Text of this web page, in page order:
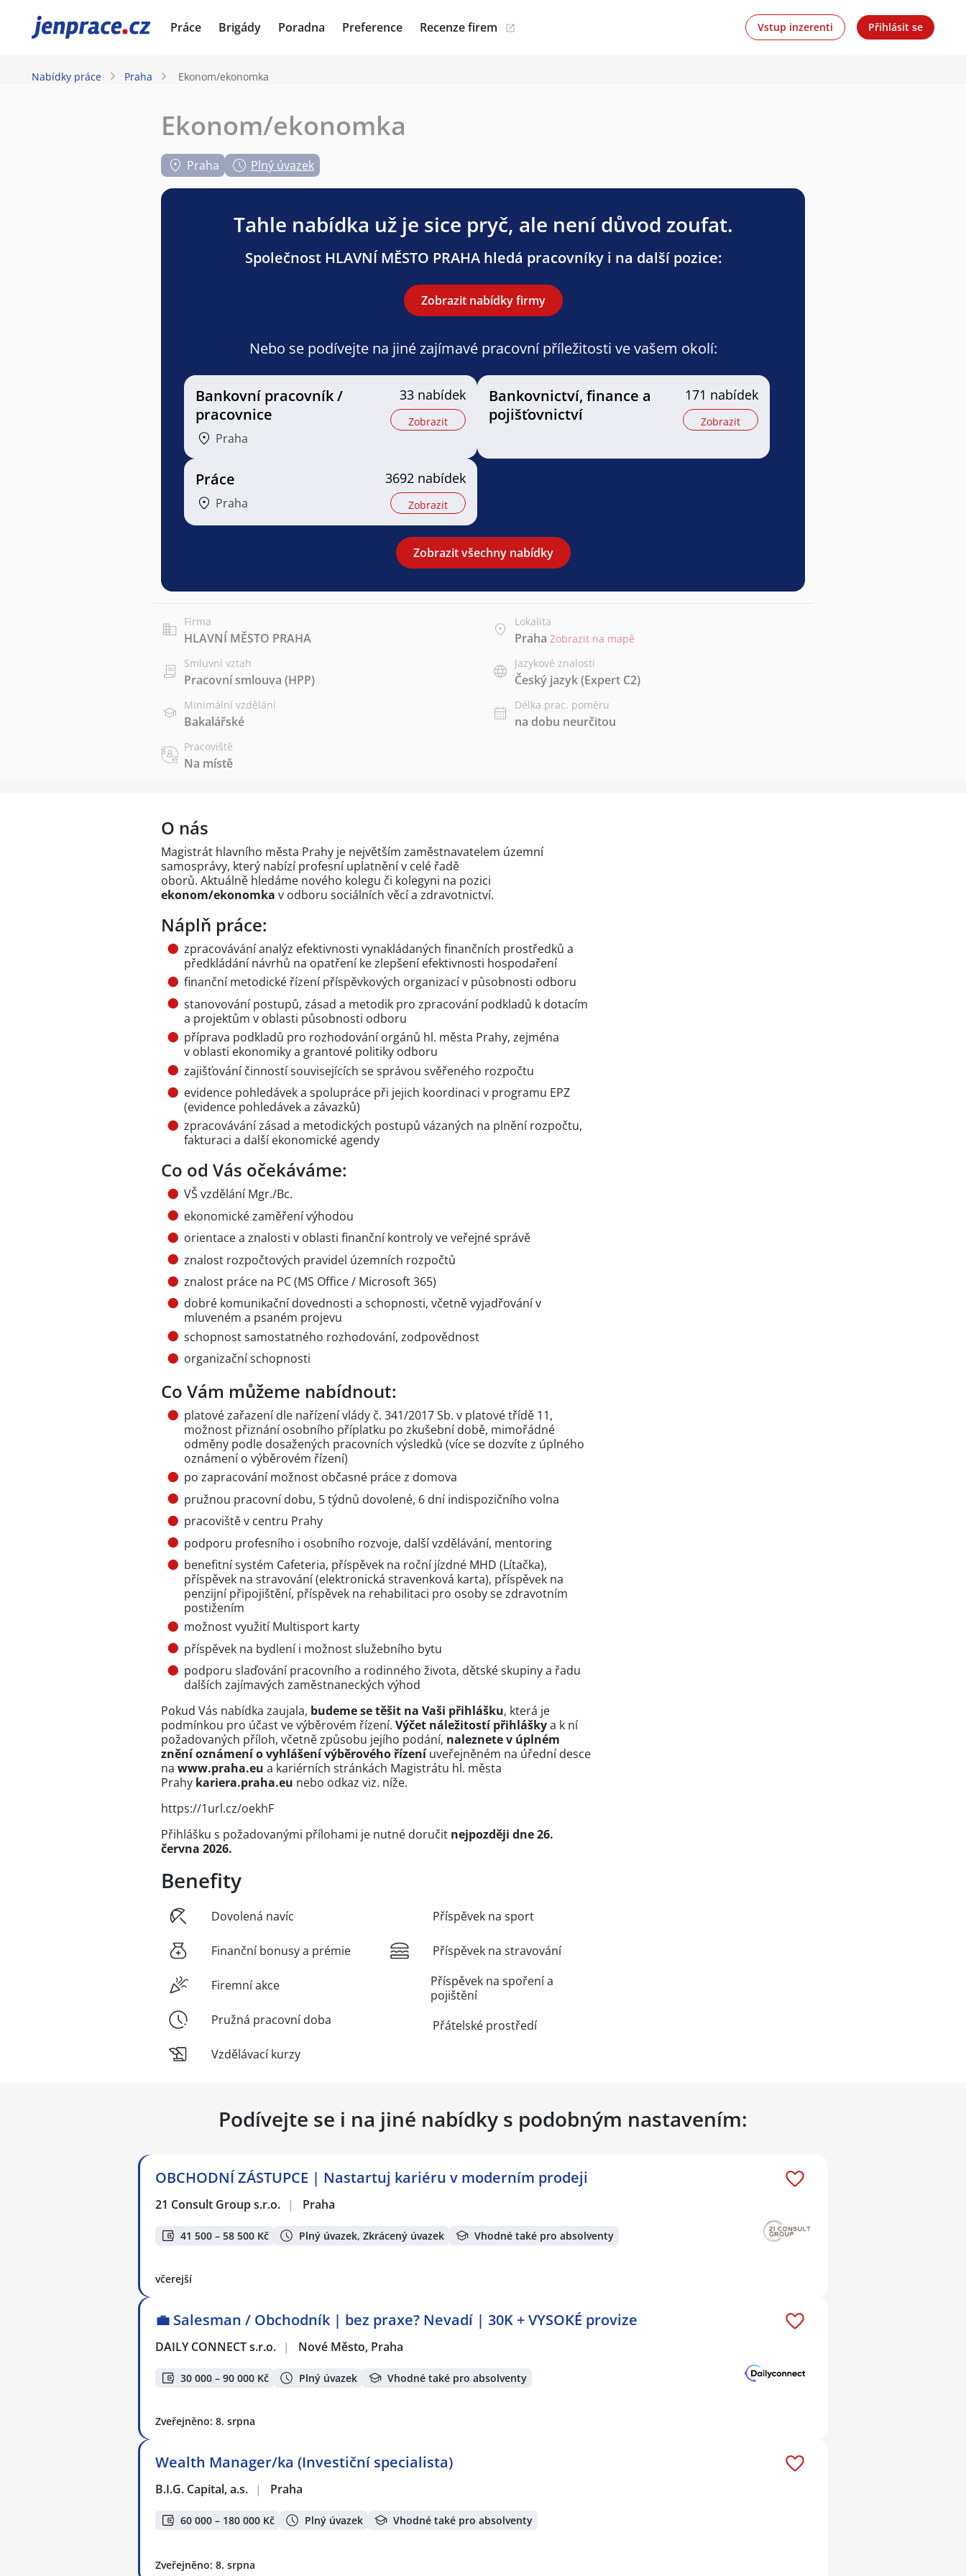
JenPráce.cz Práce Brigády Poradna Preference Recenze firem Vstup inzerenti Přihlásit se
Nabídky práce Praha Ekonom/ekonomka
Ekonom/ekonomka
Praha Plný úvazek
Tahle nabídka už je sice pryč, ale není důvod zoufat.
Společnost HLAVNÍ MĚSTO PRAHA hledá pracovníky i na další pozice:
Zobrazit nabídky firmy
Nebo se podívejte na jiné zajímavé pracovní příležitosti ve vašem okolí:
Bankovní pracovník /
pracovnice
Praha
33 nabídek
Zobrazit
Bankovnictví, finance a
pojišťovnictví
171 nabídek
Zobrazit
Práce
Praha
3692 nabídek
Zobrazit
Zobrazit všechny nabídky
Firma
HLAVNÍ MĚSTO PRAHA
Lokalita
Praha Zobrazit na mapě
Smluvní vztah
Pracovní smlouva (HPP)
Jazykové znalosti
Český jazyk(Expert C2)
Minimální vzdělání
Bakalářské
Délka prac. poměru
na dobu neurčitou
Pracoviště
Na místě
O nás
Magistrát hlavního města Prahy je největším zaměstnavatelem územní
samosprávy, který nabízí profesní uplatnění v celé řadě
oborů. Aktuálně hledáme nového kolegu či kolegyni na pozici
ekonom/ekonomka v odboru sociálních věcí a zdravotnictví.
Náplň práce:
zpracovávání analýz efektivnosti vynakládaných finančních prostředků a
předkládání návrhů na opatření ke zlepšení efektivnosti hospodaření
finanční metodické řízení příspěvkových organizací v působnosti odboru
stanovování postupů, zásad a metodik pro zpracování podkladů k dotacím
a projektům v oblasti působnosti odboru
příprava podkladů pro rozhodování orgánů hl. města Prahy, zejména
v oblasti ekonomiky a grantové politiky odboru
zajišťování činností souvisejících se správou svěřeného rozpočtu
evidence pohledávek a spolupráce při jejich koordinaci v programu EPZ
(evidence pohledávek a závazků)
zpracovávání zásad a metodických postupů vázaných na plnění rozpočtu,
fakturaci a další ekonomické agendy
Co od Vás očekáváme:
VŠ vzdělání Mgr./Bc.
ekonomické zaměření výhodou
orientace a znalosti v oblasti finanční kontroly ve veřejné správě
znalost rozpočtových pravidel územních rozpočtů
znalost práce na PC (MS Office / Microsoft 365)
dobré komunikační dovednosti a schopnosti, včetně vyjadřování v
mluveném a psaném projevu
schopnost samostatného rozhodování, zodpovědnost
organizační schopnosti
Co Vám můžeme nabídnout:
platové zařazení dle nařízení vlády č. 341/2017 Sb. v platové třídě 11,
možnost přiznání osobního příplatku po zkušební době, mimořádné
odměny podle dosažených pracovních výsledků (více se dozvíte z úplného
oznámení o výběrovém řízení)
po zapracování možnost občasné práce z domova
pružnou pracovní dobu, 5 týdnů dovolené, 6 dní indispozičního volna
pracoviště v centru Prahy
podporu profesního i osobního rozvoje, další vzdělávání, mentoring
benefitní systém Cafeteria, příspěvek na roční jízdné MHD (Lítačka),
příspěvek na stravování (elektronická stravenková karta), příspěvek na
penzijní připojištění, příspěvek na rehabilitaci pro osoby se zdravotním
postižením
možnost využití Multisport karty
příspěvek na bydlení i možnost služebního bytu
podporu slaďování pracovního a rodinného života, dětské skupiny a řadu
dalších zajímavých zaměstnaneckých výhod
Pokud Vás nabídka zaujala, budeme se těšit na Vaši přihlášku, která je
podmínkou pro účast ve výběrovém řízení. Výčet náležitostí přihláškya k ní
požadovaných příloh, včetně způsobu jejího podání, naleznete v úplném
znění oznámení o vyhlášení výběrového řízeníuveřejněném na úřední desce
na www.praha.eu a kariérních stránkách Magistrátu hl. města
Prahy kariera.praha.eu nebo odkaz viz. níže.
https://1url.cz/oekhF
Přihlášku s požadovanými přílohami je nutné doručit nejpozději dne 26.
června 2026.
Benefity
Dovolená navíc
Finanční bonusy a prémie
Firemní akce
Pružná pracovní doba
Vzdělávací kurzy
Příspěvek na sport
Příspěvek na stravování
Příspěvek na spoření a
pojištění
Přátelské prostředí
Podívejte se i na jiné nabídky s podobným nastavením:
OBCHODNÍ ZÁSTUPCE | Nastartuj kariéru v moderním prodeji
21 Consult Group s.r.o. | Praha
41 500 – 58 500 Kč Plný úvazek, Zkrácený úvazek Vhodné také pro absolventy
včerejší
💼 Salesman / Obchodník | bez praxe? Nevadí | 30K + VYSOKÉ provize
DAILY CONNECT s.r.o. | Nové Město, Praha
30 000 – 90 000 Kč Plný úvazek Vhodné také pro absolventy
Zveřejněno: 8. srpna
Wealth Manager/ka (Investiční specialista)
B.I.G. Capital, a.s. | Praha
60 000 – 180 000 Kč Plný úvazek Vhodné také pro absolventy
Zveřejněno: 8. srpna